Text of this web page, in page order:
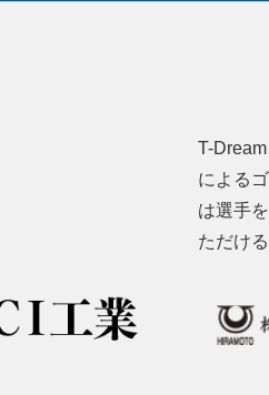
T-
による
は選手
ただけ